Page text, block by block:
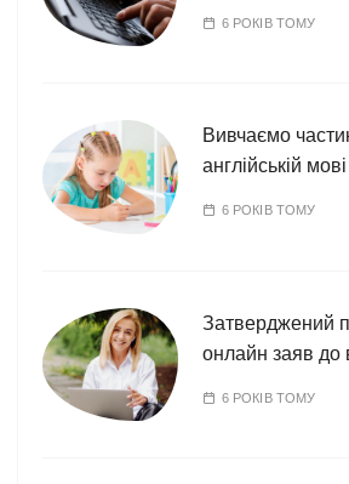
6 РОКІВ ТОМУ
Вивчаємо
англійській мові
6 РОКІВ ТОМУ
Затверджений
онлайн заяв до
6 РОКІВ ТОМУ